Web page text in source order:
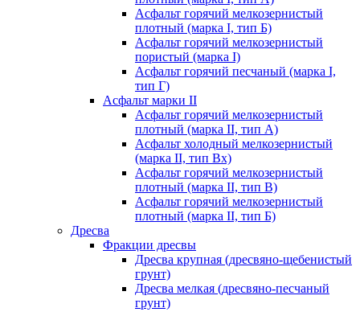
Асфальт горячий мелкозернистый
плотный (марка I, тип Б)
Асфальт горячий мелкозернистый
пористый (марка I)
Асфальт горячий песчаный (марка I,
тип Г)
Асфальт марки II
Асфальт горячий мелкозернистый
плотный (марка II, тип А)
Асфальт холодный мелкозернистый
(марка II, тип Вх)
Асфальт горячий мелкозернистый
плотный (марка II, тип В)
Асфальт горячий мелкозернистый
плотный (марка II, тип Б)
Дресва
Фракции дресвы
Дресва крупная (дресвяно-щебенистый
грунт)
Дресва мелкая (дресвяно-песчаный
грунт)